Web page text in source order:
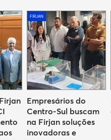
FIRJAN
Empresários do
Centro-Sul buscam
na Firjan soluções
inovadoras e